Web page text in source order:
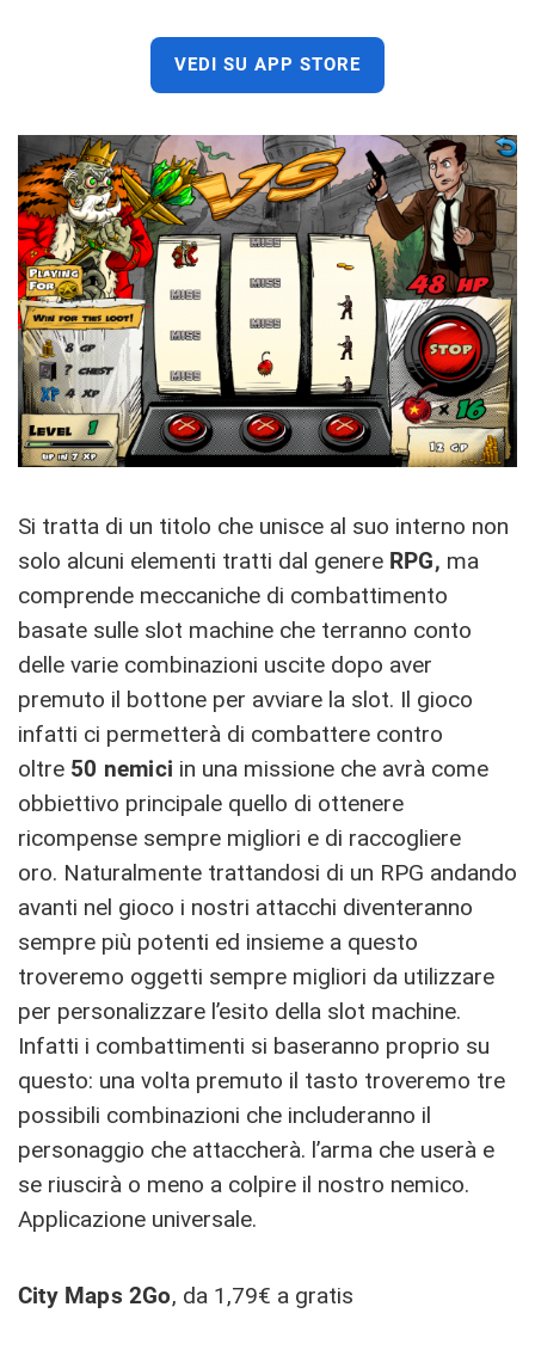
VEDI SU APP STORE
Si tratta di un titolo che unisce al suo interno non
solo alcuni elementi tratti dal genere RPG, ma
comprende meccaniche di combattimento
basate sulle slot machine che terranno conto
delle varie combinazioni uscite dopo aver
premuto il bottone per avviare la slot. Il gioco
infatti ci permetterà di combattere contro
oltre 50 nemici in una missione che avrà come
obbiettivo principale quello di ottenere
ricompense sempre migliori e di raccogliere
oro. Naturalmente trattandosi di un RPG andando
avanti nel gioco i nostri attacchi diventeranno
sempre più potenti ed insieme a questo
troveremo oggetti sempre migliori da utilizzare
per personalizzare l’esito della slot machine.
Infatti i combattimenti si baseranno proprio su
questo: una volta premuto il tasto troveremo tre
possibili combinazioni che includeranno il
personaggio che attaccherà. l’arma che userà e
se riuscirà o meno a colpire il nostro nemico.
Applicazione universale.
City Maps 2Go, da 1,79€ a gratis